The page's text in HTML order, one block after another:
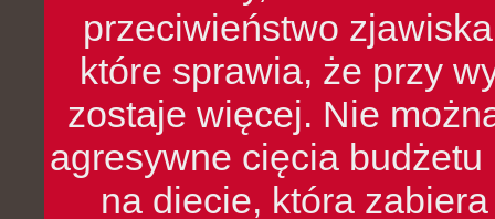
przeciwieństwo
które sprawia, że przy
zostaje więcej. Nie
agresywne cięcia
na diecie, która